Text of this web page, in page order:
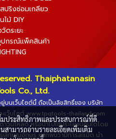
ปริงซ่อมเกลียว
ไม้ DIY
ดระยะ
กรณ์แพ็คสินค้า
Thaiphatanasin
Co., Ltd.
บนเว็บไซต์นี้ ถือเป็นลิขสิทธิ์ของ บริษัท
ว็บไซต์ www.tpqtools-thailand.com
วน์โหลด หรือนำไปใช้ประโยชน์อื่นใดโดย
ลักษณ์อักษร หากพบว่ามีการละเมิด นำ
มประสิทธิภาพและประสบการณ์ที่ดี
สามารถอ่านรายละเอียดเพิ่มเติม